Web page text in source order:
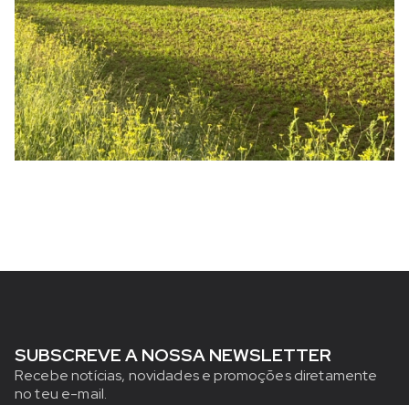
SUBSCREVE A NOSSA NEWSLETTER
Recebe notícias, novidades e promoções diretamente
no teu e-mail.